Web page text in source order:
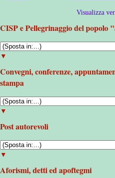
Visualizza
CISP e Pellegrinaggio del
▼
Convegni, conferenze,
stampa
▼
Post autorevoli
▼
Aforismi, detti ed apoftegmi